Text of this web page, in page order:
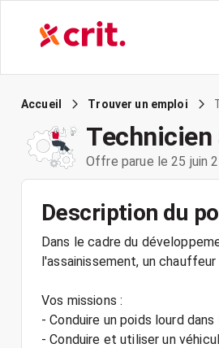
Accueil Trouver un emploi
Offre parue le 25 juin
Description du
Dans le cadre du
l'assainissement, un
Vos missions :
- Conduire un poids lourd
- Conduire et utiliser un